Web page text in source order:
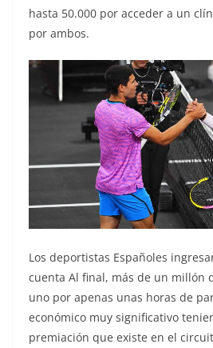
hasta 50.000 por acceder a un
por ambos.
Los deportistas Españoles
cuenta Al final, más de un millón
uno por apenas unas horas de
económico muy significativo
premiación que existe en el